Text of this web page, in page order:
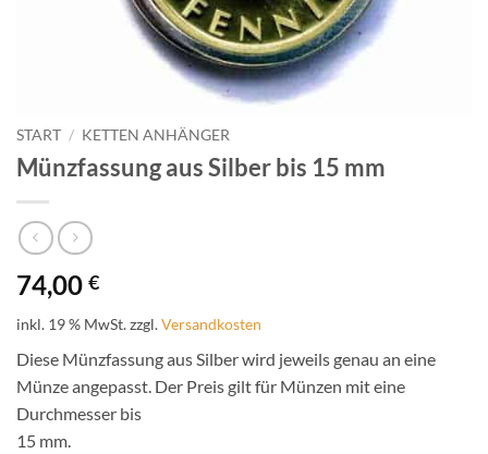
START / KETTEN ANHÄNGER
Münzfassung aus Silber bis 15 mm
74,00 €
inkl. 19 % MwSt.zzgl.Versandkosten
Diese Münzfassung aus Silber wird jeweils genau an eine
Münze angepasst. Der Preis gilt für Münzen mit eine
Durchmesser bis
15 mm.